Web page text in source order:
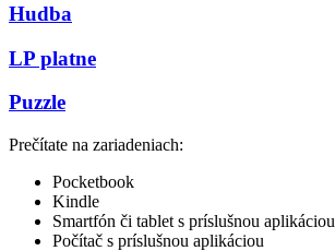
Hudba
LP platne
Puzzle
Prečítate na zariadeniach:
Pocketbook
Kindle
Smartfón či tablet s príslušnou aplikáciou
Počítač s príslušnou aplikáciou